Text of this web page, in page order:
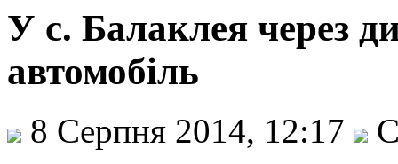
У с. Балаклея через
автомобіль
8 Серпня 2014, 12:17